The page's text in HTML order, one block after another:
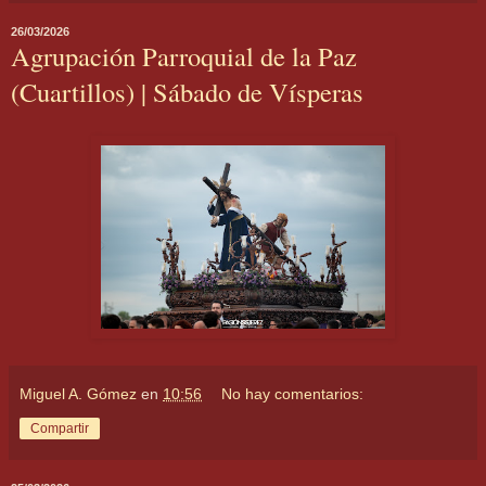
26/03/2026
Agrupación Parroquial de la Paz
(Cuartillos) | Sábado de Vísperas
Miguel A. Gómez en 10:56 No hay comentarios:
Compartir